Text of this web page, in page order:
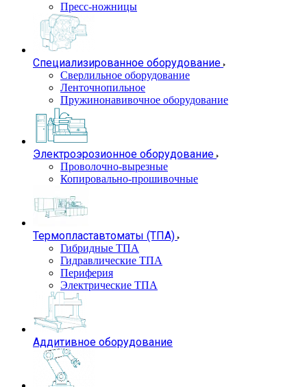
Пресс-ножницы
Специализированное оборудование
Сверлильное оборудование
Ленточнопильное
Пружинонавивочное оборудование
Электроэрозионное оборудование
Проволочно-вырезные
Копировально-прошивочные
Термопластавтоматы (ТПА)
Гибридные ТПА
Гидравлические ТПА
Периферия
Электрические ТПА
Аддитивное оборудование